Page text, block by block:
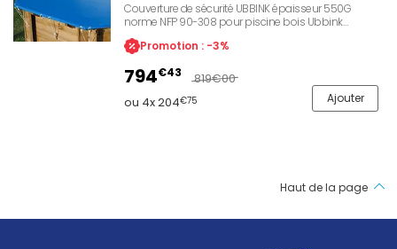
Couverture de sécurité UBBINK épaisseur 550G
norme NFP 90-308 pour piscine bois Ubbink
470x820cm. Permet une protection de la qualité
d'eau lors des périodes d'hivernage ou d'absence.
apportés par le vent. Permet également de conserver
la chaleur de l'eau et d'empêcher l'accès aux enfants.
Promotion : -3%
794€43 819€00
ou 4x 204€75 Ajouter
Haut de la page